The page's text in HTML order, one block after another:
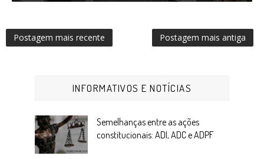
Postagem mais recente Postagem mais antiga
INFORMATIVOS E NOTÍCIAS
Semelhanças entre as ações
constitucionais: ADI, ADC e ADPF